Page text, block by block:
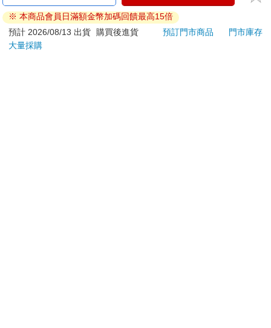
ATM提款機，請不要聽從指示，以免受騙上當！
退換貨須知：
**提醒您，鑑賞期不等於試用期，退回商品須為全新狀態**
※ 本商品會員日滿額金幣加碼回饋最高15倍
預計 2026/08/13 出貨
購買後進貨 預訂門市商品
門市庫存
大量採購